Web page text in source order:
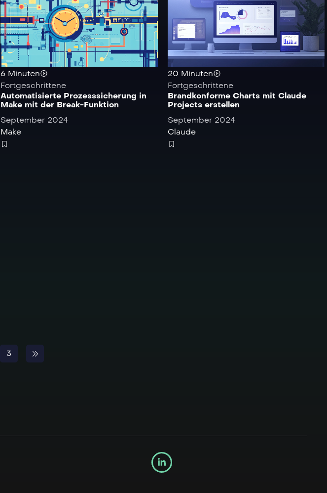
6 Minuten
Fortgeschrittene
Automatisierte Prozesssicherung in
Make mit der Break-Funktion
September 2024
Make
20 Minuten
Fortgeschrittene
Brandkonforme Charts mit Claude
Projects erstellen
September 2024
Claude
3